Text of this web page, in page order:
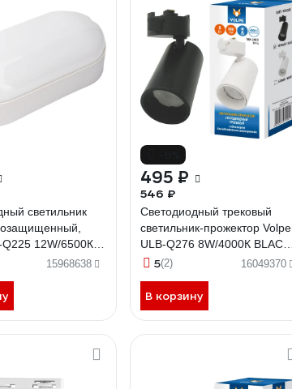
светильник
Q225 12W/6500К
UL-00005135
15968638
495 ₽
546 ₽
Светодиодный трековый
светильник-прожектор Volpe
ULB-Q276 8W/4000К BLACK
UL-00005934
5(2) 16049370
В корзину